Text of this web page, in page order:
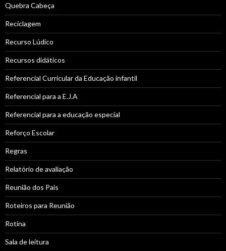
Quebra Cabeça
Reciclagem
Recurso Lúdico
Recursos didáticos
Referencial Curricular da Educação infantil
Referencial para a E.J.A
Referencial para a educação especial
Reforço Escolar
Regras
Relatório de avaliação
Reunião dos Pais
Roteiros para Reunião
Rotina
Sala de leitura